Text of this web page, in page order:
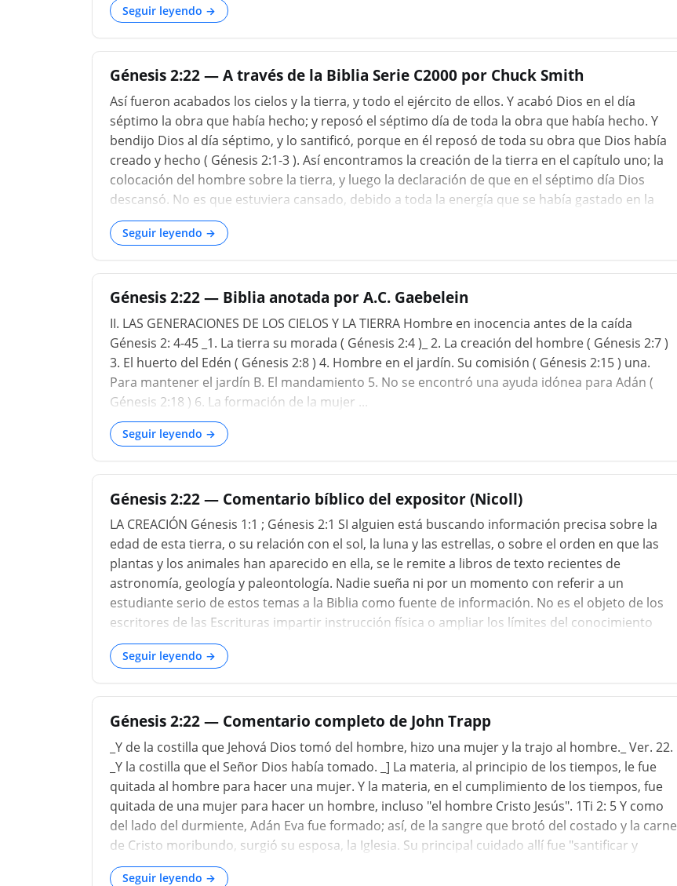
que las cosas estaban, de la nada, ni " Formado "A medida que Adam estaba, fuera del polvo de
la tierra, estar en la misma forma que el hombre; pero "hecho" de polvo refinado y acelerado, o
la carne y los huesos del hombre, y así en su marca y constitución fin...
Seguir leyendo →
Génesis 2:22 — A través de la Biblia Serie C2000 por Chuck Smith
Así fueron acabados los cielos y la tierra, y todo el ejército de ellos. Y acabó Dios en el día
séptimo la obra que había hecho; y reposó el séptimo día de toda la obra que había hecho. Y
bendijo Dios al día séptimo, y lo santificó, porque en él reposó de toda su obra que Dios había
creado y hecho ( Génesis 2:1-3 ). Así encontramos la creación de la tierra en el capítulo uno; la
colocación del hombre sobre la tierra, y luego la declaración de que en el séptimo día Dios
descansó. No es que estuviera cansado, debido a toda la energía que se había gastado en la
creación de la tierra porque Dios es omnipotente, eso significa que Él no puede cansarse, pero
Él había terminado Su obra, así que simplemente descansó de Su trabajar. En otras palabras, no
hay nada más que crear. Todo ha sido creado. Si Dios realmente se tomara el día libre y
simplemente se relajara y no hiciera nada, l
Seguir leyendo →
Génesis 2:22 — Biblia anotada por A.C. Gaebelein
II. LAS GENERACIONES DE LOS CIELOS Y LA TIERRA Hombre en inocencia antes de la caída
Génesis 2: 4-45 _1. La tierra su morada ( Génesis 2:4 )_ 2. La creación del hombre ( Génesis 2:7 )
3. El huerto del Edén ( Génesis 2:8 ) 4. Hombre en el jardín. Su comisión ( Génesis 2:15 ) una.
Para mantener el jardín B. El mandamiento 5. No se encontró una ayuda idónea para Adán (
Génesis 2:18 ) 6. La formación de la mujer ...
Seguir leyendo →
Génesis 2:22 — Comentario bíblico del expositor (Nicoll)
LA CREACIÓN Génesis 1:1 ; Génesis 2:1 SI alguien está buscando información precisa sobre la
edad de esta tierra, o su relación con el sol, la luna y las estrellas, o sobre el orden en que las
plantas y los animales han aparecido en ella, se le remite a libros de texto recientes de
astronomía, geología y paleontología. Nadie sueña ni por un momento con referir a un
estudiante serio de estos temas a la Biblia como fuente de información. No es el objeto de los
escritores de las Escrituras impartir instrucción física o ampliar los límites del conocimiento
científico. Pero si alguien desea saber qué conexión tiene el mundo con Dios, si busca rastrear
todo lo que ahora es hasta la fuente misma de la vida, si desea descubrir algún principio
unificador, algún propósito esclarecedor en la histo
Seguir leyendo →
Génesis 2:22 — Comentario completo de John Trapp
_Y de la costilla que Jehová Dios tomó del hombre, hizo una mujer y la trajo al hombre._ Ver. 22.
_Y la costilla que el Señor Dios había tomado. _] La materia, al principio de los tiempos, le fue
quitada al hombre para hacer una mujer. Y la materia, en el cumplimiento de los tiempos, fue
quitada de una mujer para hacer un hombre, incluso "el hombre Cristo Jesús". 1Ti 2: ​​5 Y como
del lado del durmiente, Adán Eva fue formado; así, de la sangre que brotó del costado y la carne
de Cristo moribundo, surgió su esposa, la Iglesia. Su principal cuidado allí fue "santificar y
limpiar" Efesios 5:26 su Iglesia, y por lo tanto él "vino en agua y sangre". 1Jn 5: 6 Así debería ser
Seguir leyendo →